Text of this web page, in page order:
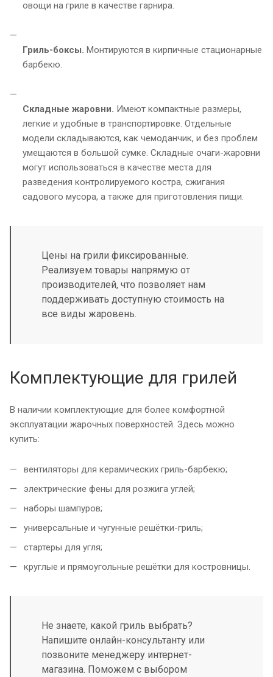
овощи на гриле в качестве гарнира.
Гриль-боксы. Монтируются в кирпичные стационарные
барбекю.
Складные жаровни. Имеют компактные размеры,
легкие и удобные в транспортировке. Отдельные
модели складываются, как чемоданчик, и без проблем
умещаются в большой сумке. Складные очаги-жаровни
могут использоваться в качестве места для
разведения контролируемого костра, сжигания
садового мусора, а также для приготовления пищи.
Цены на грили фиксированные.
Реализуем товары напрямую от
производителей, что позволяет нам
поддерживать доступную стоимость на
все виды жаровень.
Комплектующие для грилей
В наличии комплектующие для более комфортной
эксплуатации жарочных поверхностей. Здесь можно
купить:
вентиляторы для керамических гриль-барбекю;
электрические фены для розжига углей;
наборы шампуров;
универсальные и чугунные решётки-гриль;
стартеры для угля;
круглые и прямоугольные решётки для костровницы.
Не знаете, какой гриль выбрать?
Напишите онлайн-консультанту или
позвоните менеджеру интернет-
магазина. Поможем с выбором